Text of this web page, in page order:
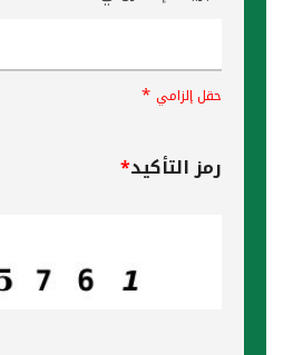
حقل إلزامي *
رمز التأكيد*